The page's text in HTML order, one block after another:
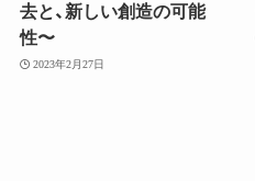
去と、新しい創造の可能
性〜
2023年2月27日